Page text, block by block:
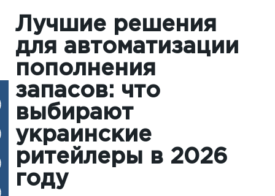
Лучшие решения
для автоматизации
пополнения
запасов: что
выбирают
украинские
ритейлеры в 2026
году